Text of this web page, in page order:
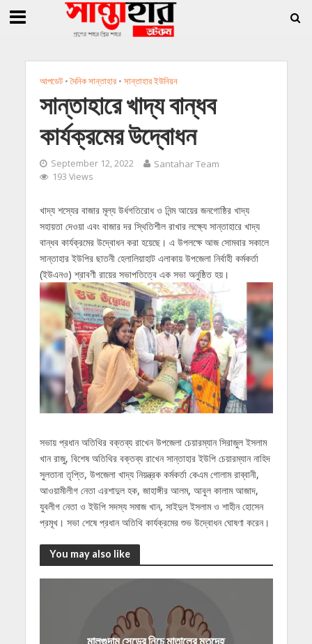
সাধারণ সম্পাদক সোহাগ » সান্তাহারে হেরোইনসহ যুবক গ্রেফতার
আপডেট • দৈনিক সান্তাহার • সান্তাহার ইউনিয়ন
সান্তাহারে খাদ্য বান্ধব
কার্যক্রমের উদ্বোধন
September 12, 2022 Santahar Team
193 Views
খাদ্য শস্যের বাজার মূল্য উর্ধগতিরোধ ও নিন্ম আয়ের জনগোষ্ঠির খাদ্য
সহায়তা দেওয়া এবং বাজার দর স্থিতিশীল রাখার লক্ষ্যে সান্তাহারে খাদ্য
বান্ধব কার্যক্রমের উদ্বোধন করা হয়েছে। এ উপলক্ষে আজ সোমবার সকালে
সান্তাহার ইউপির ছাতনী হেলালিয়াহাট এলাকায় উপজেলা নির্বাহী কর্মকর্তা
(ইউএনও) শ্রাবণী রায়ের সভাপতিত্বে এক সভা অনুষ্ঠিত হয়।
সভায় প্রধান অতিথির বক্তব্য রাখেন উপজেলা চেয়ারম্যান সিরাজুল ইসলাম
খান রাজু, বিশেষ অতিথির বক্তব্য রাখেন সান্তাহার ইউপি চেয়ারম্যান নাহিদ
সুলতানা তৃপ্তি, উপজেলা খাদ্য নিয়ন্ত্রক কর্মকর্তা কেএম গোলাম রাব্বানী,
আওয়ামীলীগ নেতা এরশাদুল হক, জাহাঙ্গীর আলম, আবুল কালাম আজাদ,
যুবলীগ নেতা ও ইউপি সদস্য সমাজ খান, সাইদুল ইসলাম ও শাহীন হোসেন
প্রমূখ। সভা শেষে প্রধান অতিথি কার্যক্রমের শুভ উদ্বোধন ঘোষণা করেন।
You may also like
মালগুদাম সেডের নিচে মাতালের মৃতদেহ